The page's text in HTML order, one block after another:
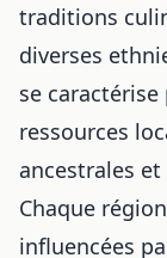
traditions
diverses
se
ressources
ancestrales
Chaque
influencées